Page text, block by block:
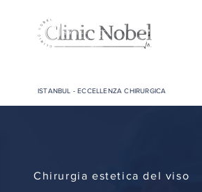
ISTANBUL - ECCELLENZA CHIRURGICA
Chirurgia estetica del viso